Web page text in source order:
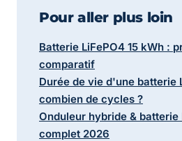
Pour aller plus loin
Batterie LiFePO4 15 kWh :
comparatif
Durée de vie d'une batterie
combien de cycles ?
Onduleur hybride & batterie
complet 2026